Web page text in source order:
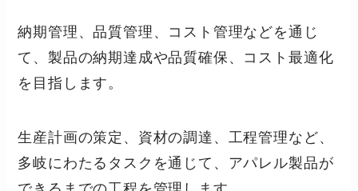
納期管理、品質管理、コスト管理などを通じ
て、製品の納期達成や品質確保、コスト最適化
を目指します。
生産計画の策定、資材の調達、工程管理など、
多岐にわたるタスクを通じて、アパレル製品が